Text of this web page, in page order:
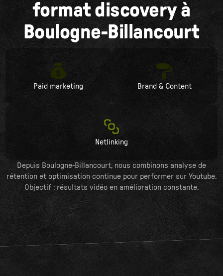
format discovery à
Boulogne-Billancourt
Paid marketing Brand & Content
Netlinking
Depuis Boulogne-Billancourt, nous combinons analyse de
rétention et optimisation continue pour performer sur Youtube.
Objectif : résultats vidéo en amélioration constante.